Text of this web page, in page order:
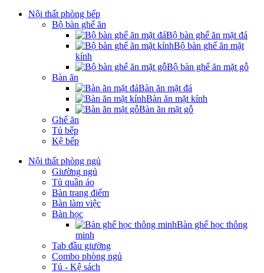
Nội thất phòng bếp
Bộ bàn ghế ăn
Bộ bàn ghế ăn mặt đá
Bộ bàn ghế ăn mặt
kính
Bộ bàn ghế ăn mặt gỗ
Bàn ăn
Bàn ăn mặt đá
Bàn ăn mặt kính
Bàn ăn mặt gỗ
Ghế ăn
Tủ bếp
Kệ bếp
Nội thất phòng ngủ
Giường ngủ
Tủ quần áo
Bàn trang điểm
Bàn làm việc
Bàn học
Bàn ghế học thông
minh
Tab đầu giường
Combo phòng ngủ
Tủ - Kệ sách